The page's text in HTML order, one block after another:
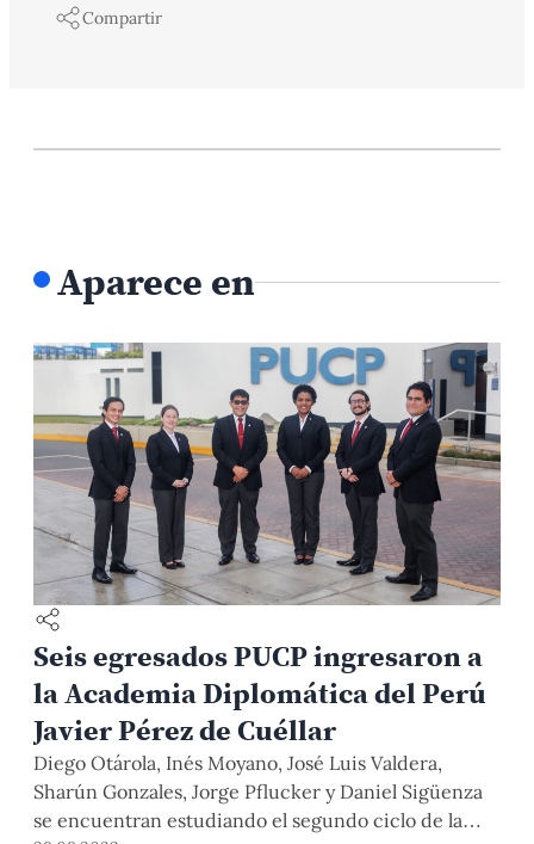
Compartir
Aparece en
Seis egresados PUCP ingresaron a
la Academia Diplomática del Perú
Javier Pérez de Cuéllar
Diego Otárola, Inés Moyano, José Luis Valdera,
Sharún Gonzales, Jorge Pflucker y Daniel Sigüenza
se encuentran estudiando el segundo ciclo de la